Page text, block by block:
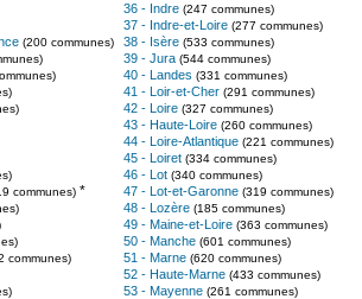
(200 communes)
communes) *
communes)
36 - Indre (247 communes)
37 - Indre-et-Loire (277 communes)
38 - Isère (533 communes)
39 - Jura (544 communes)
40 - Landes (331 communes)
41 - Loir-et-Cher (291 communes)
42 - Loire (327 communes)
43 - Haute-Loire (260 communes)
44 - Loire-Atlantique (221 communes)
45 - Loiret (334 communes)
46 - Lot (340 communes)
47 - Lot-et-Garonne (319 communes)
48 - Lozère (185 communes)
49 - Maine-et-Loire (363 communes)
50 - Manche (601 communes)
51 - Marne (620 communes)
52 - Haute-Marne (433 communes)
53 - Mayenne (261 communes)